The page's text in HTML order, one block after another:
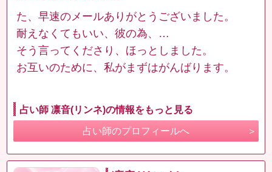
た、早速のメールありがとうございました。
耐えなくてもいい、彼の為、…
そう言ってくださり、ほっとしました。
お互いのために、私がまずはがんばります。
占い師 凛音(リンネ)の情報をもっと見る
占い師のプロフィールへ